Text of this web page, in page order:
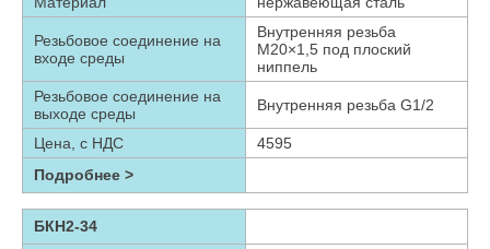
Резьбовое соединение на
входе среды
Внутренняя резьба
М20×1,5 под плоский
ниппель
Резьбовое соединение на
выходе среды
Внутренняя резьба G1/2
Цена, с НДС
4595
Подробнее >
БКН2-34